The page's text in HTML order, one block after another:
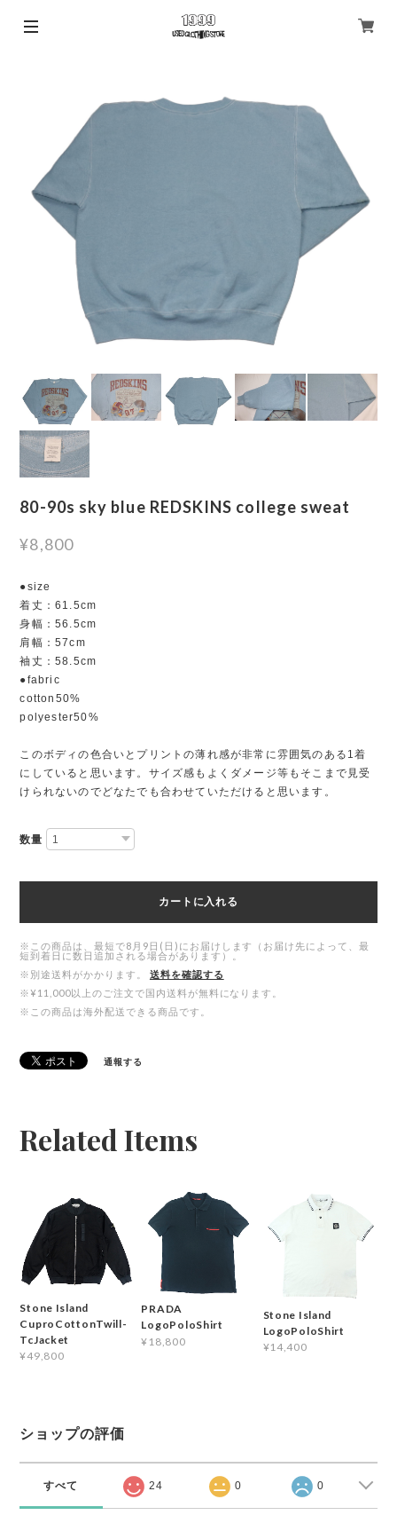
80-90s sky blue REDSKINS college sweat
¥8,800
●size
着丈：61.5cm
身幅：56.5cm
肩幅：57cm
袖丈：58.5cm
●fabric
cotton50%
polyester50%
このボディの色合いとプリントの薄れ感が非常に雰囲気のある1着
にしていると思います。サイズ感もよくダメージ等もそこまで見受
けられないのでどなたでも合わせていただけると思います。
数量
カートに入れる
※この商品は、最短で8月9日(日)にお届けします（お届け先によって、最
短到着日に数日追加される場合があります）。
※別途送料がかかります。
送料を確認する
※¥11,000以上のご注文で国内送料が無料になります。
※この商品は海外配送できる商品です。
通報する
Related Items
Stone Island
CuproCottonTwill-
TcJacket
¥49,800
PRADA
LogoPoloShirt
¥18,800
Stone Island
LogoPoloShirt
¥14,400
ショップの評価
すべて 24 0 0